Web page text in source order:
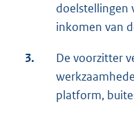
doelstellingen
inkomen van
3.
De voorzitter
platform,